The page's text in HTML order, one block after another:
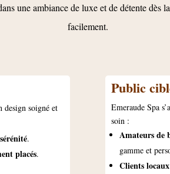
une ambiance de luxe et de détente dès
facilement.
design soigné et
.
placés.
Public
Emeraude Spa
soin :
Amateurs de
gamme et
Clients